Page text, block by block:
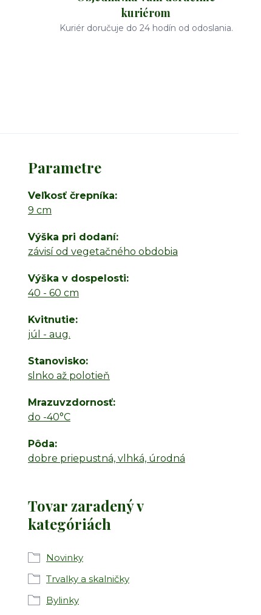
kuriérom
Kuriér doručuje do 24 hodín od odoslania.
Parametre
Veľkosť črepníka
9 cm
Výška pri dodaní
závisí od vegetačného obdobia
Výška v dospelosti
40 - 60 cm
Kvitnutie
júl - aug.
Stanovisko
slnko až polotieň
Mrazuvzdornosť
do -40°C
Pôda
dobre priepustná, vlhká, úrodná
Tovar zaradený v
kategóriách
Novinky
Trvalky a skalničky
Bylinky